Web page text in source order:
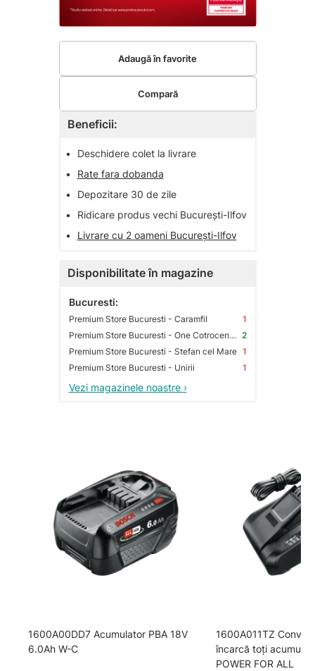
Beneficii:
•
Deschidere colet la livrare
•
Rate fara dobanda
•
Depozitare 30 de zile
•
Ridicare produs vechi București-Ilfov
•
Livrare cu 2 oameni București-Ilfov
Disponibilitate în magazine
Bucuresti:
Premium Store Bucuresti - Caramfil
1
Premium Store Bucuresti - One Cotroceni Park 2
Premium Store Bucuresti - Stefan cel Mare 1
Premium Store Bucuresti - Unirii
1
Vezi magazinele noastre ›
Adaugă în favorite
Compară
1600A00DD7 Acumulator PBA 18V
6.0Ah W-C
1600A011TZ
încarcă toţi
POWER FOR ALL